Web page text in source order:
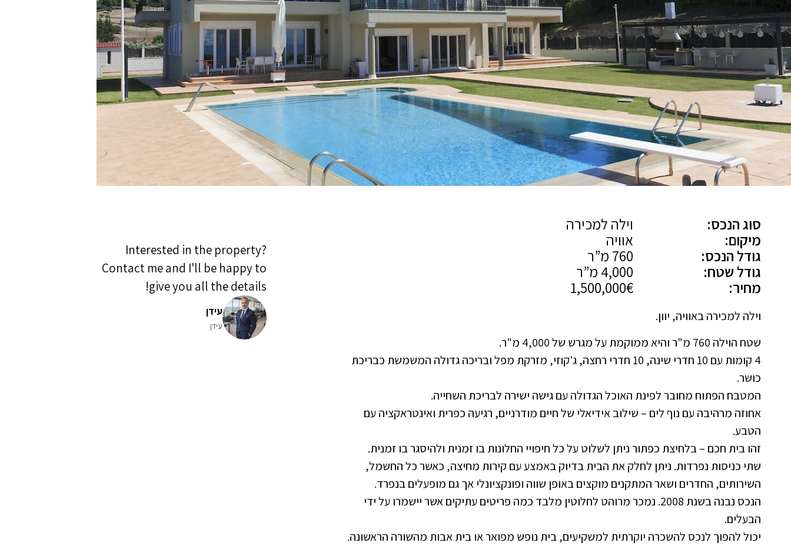
סוג הנכס:
וילה למכירה
מיקום:
אוויה
גודל הנכס:
גודל שטח:
מחיר:
1,500,000€
וילה למכירה באוויה, יוון.
שטח הוילה 760 מ"ר והיא ממוקמת על מגרש של 4,000 מ"ר.
4 קומות עם 10 חדרי שינה, 10 חדרי רחצה, ג'קוזי, מזרקת מפל ובריכה גדולה המשמשת כבריכת
כושר.
המטבח הפתוח מחובר לפינת האוכל הגדולה עם גישה ישירה לבריכת השחייה.
אחוזה מרהיבה עם נוף לים – שילוב אידיאלי של חיים מודרניים, רגיעה כפרית ואינטראקציה עם
הטבע.
זהו בית חכם – בלחיצת כפתור ניתן לשלוט על כל חיפויי החלונות בו זמנית ולהיסגר בו זמנית.
שתי כניסות נפרדות. ניתן לחלק את הבית בדיוק באמצע עם קירות מחיצה, כאשר כל החשמל,
השירותים, החדרים ושאר המתקנים מוקצים באופן שווה ופונקציונלי אך גם מופעלים בנפרד.
הנכס נבנה בשנת 2008. נמכר מרוהט לחלוטין מלבד כמה פריטים עתיקים אשר יישמרו על ידי
הבעלים.
יכול להפוך לנכס להשכרה יוקרתית למשקיעים, בית נופש מפואר או בית אבות מהשורה הראשונה.
Interested in the property?
Contact me and I'll be happy to
give you all the details!
עידן
עידן